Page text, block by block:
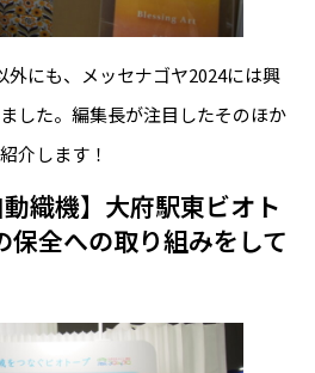
外にも、メッセナゴヤ2024には興
した。編集長が注目したそのほか
介します！
動織機】大府駅東ビオト
保全への取り組みをして